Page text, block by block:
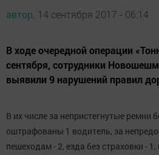
автор, 14 сентября 2017 - 06:14
В ходе очередной операции
сентября, сотрудники
выявили 9 нарушений правил
В их числе за непристегнутые ремни
оштрафованы 1 водитель, за
пешеходам - 2, езда без страховки -